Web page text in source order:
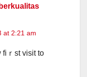
at 2:21 am
fiｒst visit to